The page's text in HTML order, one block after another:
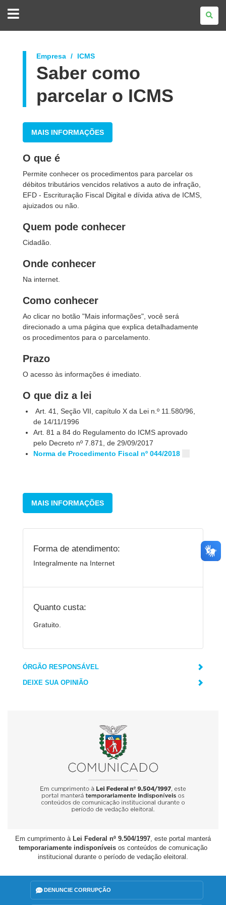
DO
Empresa ICMS
Saber como
parcelar o ICMS
MAIS INFORMAÇÕES
O que é
Permite conhecer os procedimentos para parcelar os
débitos tributários vencidos relativos a auto de infração,
EFD - Escrituração Fiscal Digital e dívida ativa de ICMS,
ajuizados ou não.
Quem pode conhecer
Cidadão.
Onde conhecer
Na internet.
Como conhecer
Ao clicar no botão "Mais informações", você será
direcionado a uma página que explica detalhadamente
os procedimentos para o parcelamento.
Prazo
O acesso às informações é imediato.
O que diz a lei
​ Art. 41, Seção VII, capítulo X da Lei n.º 11.580/96,
de 14/11/1996
Art. 81 a 84 do Regulamento do ICMS aprovado
pelo Decreto nº 7.871, de 29/09/2017
Norma de Procedimento Fiscal nº 044/2018
MAIS INFORMAÇÕES
Forma de atendimento:
Integralmente na Internet
Quanto custa:
Gratuito.
ÓRGÃO RESPONSÁVEL
DEIXE SUA OPINIÃO
Em cumprimento à Lei Federal nº 9.504/1997, este portal manterá
temporariamente indisponíveis os conteúdos de comunicação
institucional durante o período de vedação eleitoral.
DENUNCIE CORRUPÇÃO